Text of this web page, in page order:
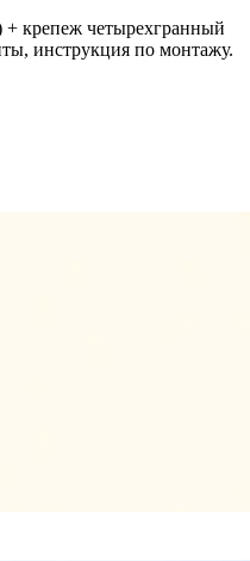
+ крепеж четырехгранный
инструкция по монтажу.